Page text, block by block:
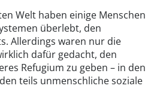
Welt haben einige Menschen
überlebt, den
Allerdings waren nur die
dafür gedacht, den
Refugium zu geben – in den
teils unmenschliche soziale